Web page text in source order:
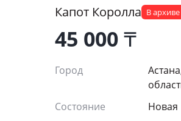
Капот Королла В архиве
45 000₸
Город
Состояние
Новая